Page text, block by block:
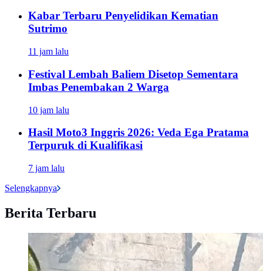
Kabar Terbaru Penyelidikan Kematian
Sutrimo
11 jam lalu
Festival Lembah Baliem Disetop Sementara
Imbas Penembakan 2 Warga
10 jam lalu
Hasil Moto3 Inggris 2026: Veda Ega Pratama
Terpuruk di Kualifikasi
7 jam lalu
Selengkapnya
Berita Terbaru